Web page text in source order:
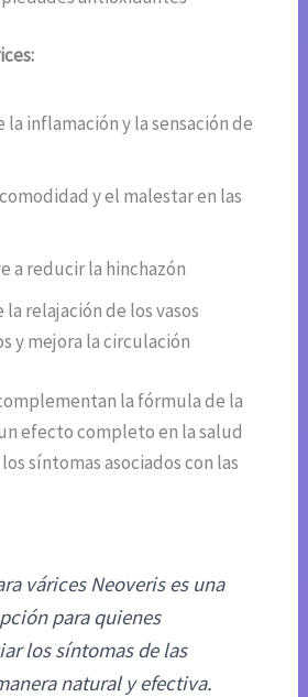
la inflamación y la sensación de
y el malestar en las
a reducir la hinchazón
la relajación de los vasos
y mejora la circulación
la fórmula de la
efecto completo en la salud
síntomas asociados con las
várices Neoveris es una
para quienes
los síntomas de las
natural y efectiva.